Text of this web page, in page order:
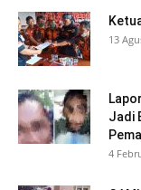
13
Jadi
4